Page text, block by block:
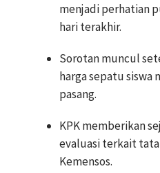
menjadi perhatian
hari terakhir.
Sorotan muncul
harga sepatu siswa
pasang.
KPK memberikan
evaluasi terkait
Kemensos.